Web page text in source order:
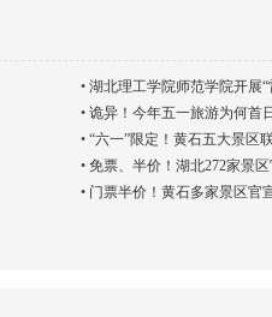
• 湖北理工学院师范学院开展
• 诡异！今年五一旅游为何首
• “六一”限定！黄石五大景区
• 免票、半价！湖北272家景区
• 门票半价！黄石多家景区官